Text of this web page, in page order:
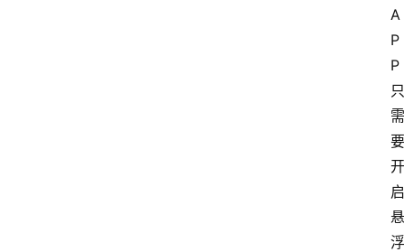
A
P
P
只
需
要
开
启
悬
浮